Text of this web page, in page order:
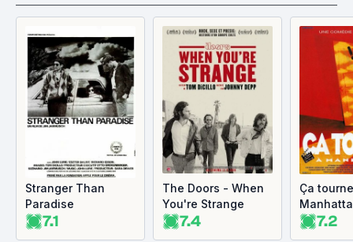
Stranger Than
Paradise
7.1
The Doors - When
You're Strange
7.4
Ça
7.2